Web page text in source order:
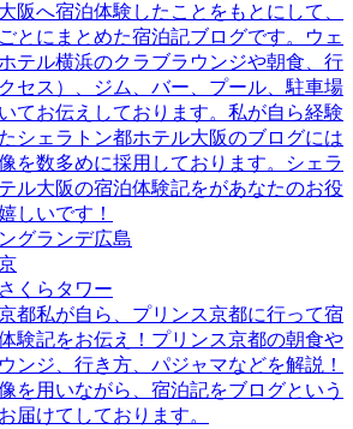
阪へ宿泊体験したことをもとにして、
とにまとめた宿泊記ブログです。ウェ
テル横浜のクラブラウンジや朝食、行
セス）、ジム、バー、プール、駐車場
てお伝えしております。私が自ら経験
シェラトン都ホテル大阪のブログには
を数多めに採用しております。シェラ
ル大阪の宿泊体験記をがあなたのお役
しいです！
グランデ広島
くらタワー
都私が自ら、プリンス京都に行って宿
験記をお伝え！プリンス京都の朝食や
ンジ、行き方、パジャマなどを解説！
を用いながら、宿泊記をブログという
届けてしております。